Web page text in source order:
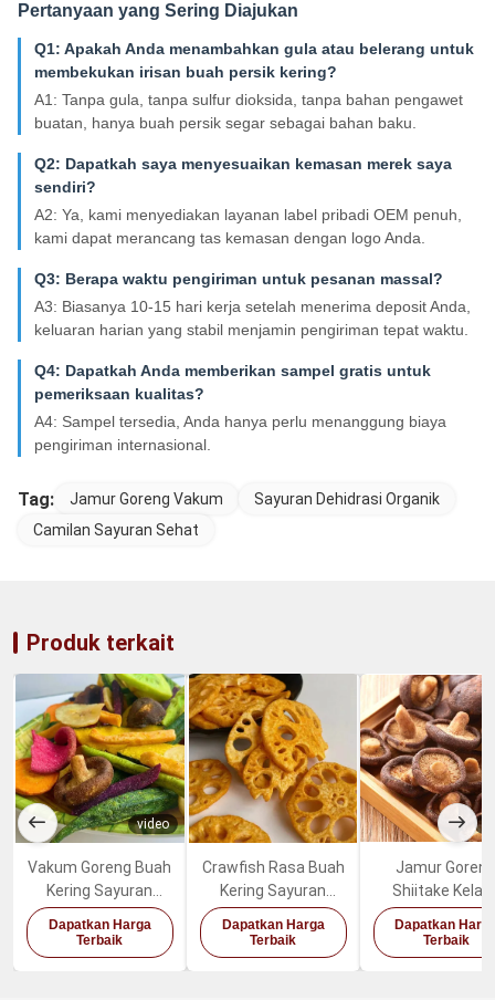
Pertanyaan yang Sering Diajukan
Q1: Apakah Anda menambahkan gula atau belerang untuk
membekukan irisan buah persik kering?
A1: Tanpa gula, tanpa sulfur dioksida, tanpa bahan pengawet
buatan, hanya buah persik segar sebagai bahan baku.
Q2: Dapatkah saya menyesuaikan kemasan merek saya
sendiri?
A2: Ya, kami menyediakan layanan label pribadi OEM penuh,
kami dapat merancang tas kemasan dengan logo Anda.
Q3: Berapa waktu pengiriman untuk pesanan massal?
A3: Biasanya 10-15 hari kerja setelah menerima deposit Anda,
keluaran harian yang stabil menjamin pengiriman tepat waktu.
Q4: Dapatkah Anda memberikan sampel gratis untuk
pemeriksaan kualitas?
A4: Sampel tersedia, Anda hanya perlu menanggung biaya
pengiriman internasional.
Tag: Jamur Goreng Vakum
Sayuran Dehidrasi Organik
Camilan Sayuran Sehat
Produk terkait
video
Vakum Goreng Buah
Kering Sayuran
Campuran Camilan
Organik Sehat
Dapatkan Harga
Terbaik
Crawfish Rasa Buah
Kering Sayuran
Makanan Ringan
Akar Teratai Pedas
Dapatkan Harga
Terbaik
Jamur
Shiitake
Sawit
Sayuran
Manis
Dapatkan
Terbaik